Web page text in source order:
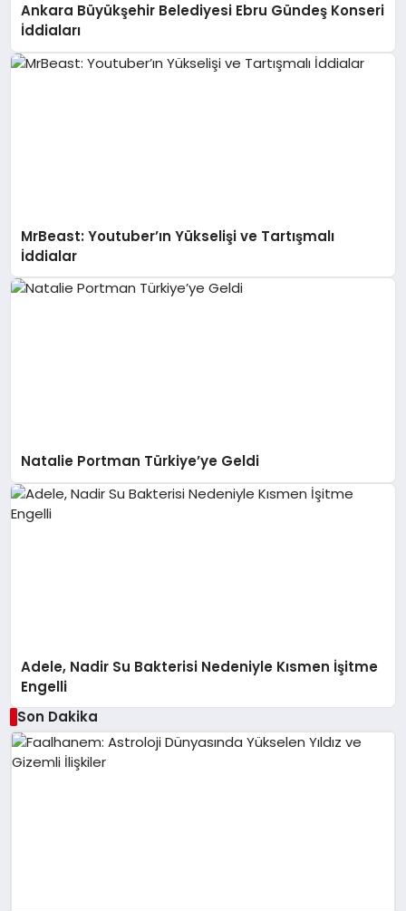
Ankara Büyükşehir Belediyesi Ebru Gündeş Konseri
İddiaları
MrBeast: Youtuber’ın Yükselişi ve Tartışmalı
İddialar
Natalie Portman Türkiye’ye Geldi
Adele, Nadir Su Bakterisi Nedeniyle Kısmen İşitme
Engelli
Son Dakika